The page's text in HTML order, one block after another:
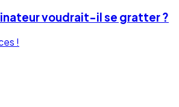
voudrait-il se gratter ?
!